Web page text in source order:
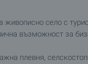
село с
възможност за
плевня,